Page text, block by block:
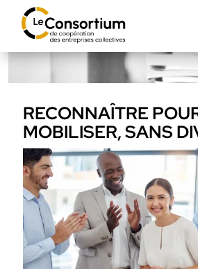
RECONNAÎTRE
MOBILISER, SANS